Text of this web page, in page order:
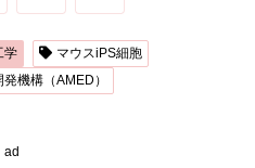
学
マウスiPS細胞
機構（AMED）
ad